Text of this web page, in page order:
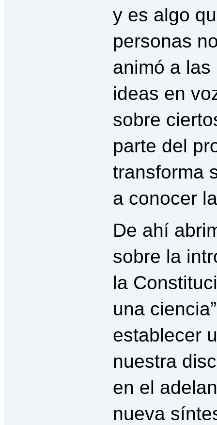
y es algo
personas
animó a
ideas en
sobre
parte del
transforma
a conocer
De ahí
sobre la
la
una
establecer
nuestra
en el
nueva